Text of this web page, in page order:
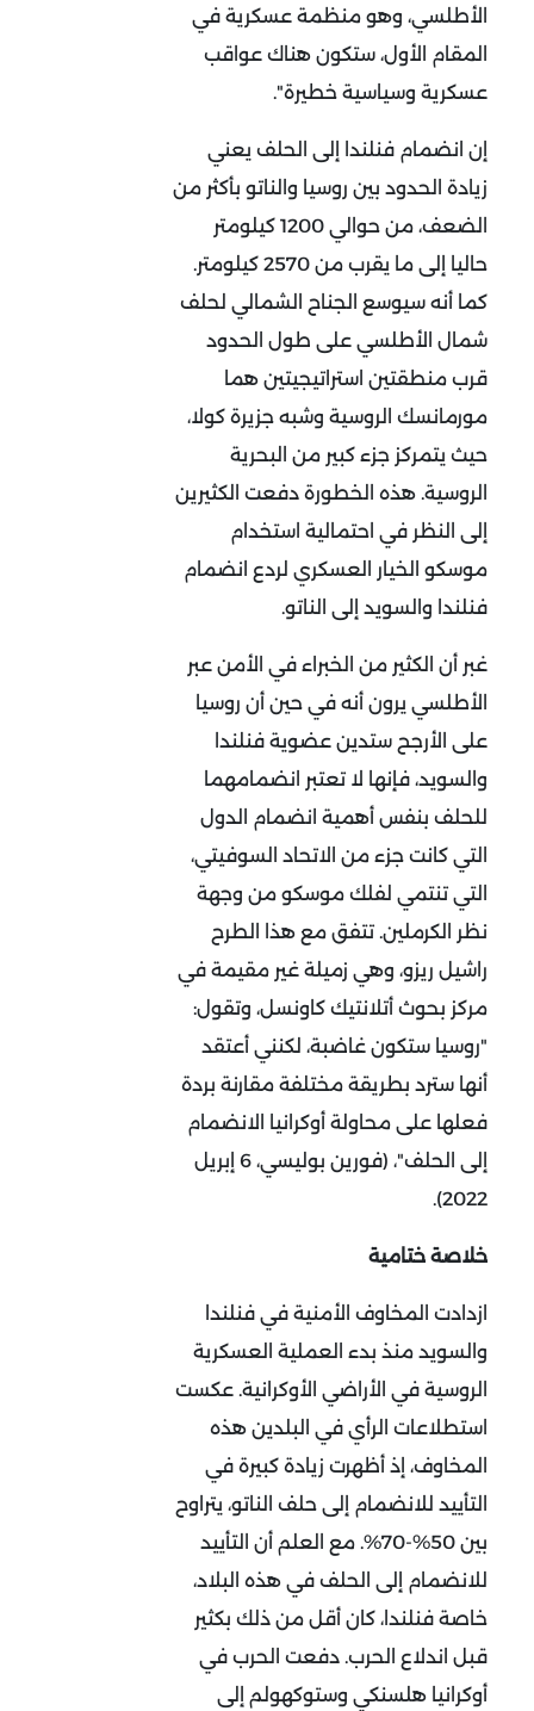
الأطلسي، وهو منظمة عسكرية في
المقام الأول، ستكون هناك عواقب
عسكرية وسياسية خطيرة".
إن انضمام فنلندا إلى الحلف يعني
زيادة الحدود بين روسيا والناتو بأكثر من
الضعف، من حوالي 1200 كيلومتر
حاليا إلى ما يقرب من 2570 كيلومتر.
كما أنه سيوسع الجناح الشمالي لحلف
شمال الأطلسي على طول الحدود
قرب منطقتين استراتيجيتين هما
مورمانسك الروسية وشبه جزيرة كولا،
حيث يتمركز جزء كبير من البحرية
الروسية. هذه الخطورة دفعت الكثيرين
إلى النظر في احتمالية استخدام
موسكو الخيار العسكري لردع انضمام
فنلندا والسويد إلى الناتو.
غبر أن الكثير من الخبراء في الأمن عبر
الأطلسي يرون أنه في حين أن روسيا
على الأرجح ستدين عضوية فنلندا
والسويد، فإنها لا تعتبر انضمامهما
للحلف بنفس أهمية انضمام الدول
التي كانت جزء من الاتحاد السوفيتي،
التي تنتمي لفلك موسكو من وجهة
نظر الكرملين. تتفق مع هذا الطرح
راشيل ريزو، وهي زميلة غير مقيمة في
مركز بحوث أتلانتيك كاونسل، وتقول:
"روسيا ستكون غاضبة، لكنني أعتقد
أنها سترد بطريقة مختلفة مقارنة بردة
فعلها على محاولة أوكرانيا الانضمام
إلى الحلف"، (فورين بوليسي، 6 إبريل
2022).
خلاصة ختامية
ازدادت المخاوف الأمنية في فنلندا
والسويد منذ بدء العملية العسكرية
الروسية في الأراضي الأوكرانية. عكست
استطلاعات الرأي في البلدين هذه
المخاوف، إذ أظهرت زيادة كبيرة في
التأييد للانضمام إلى حلف الناتو، يتراوح
بين 50%-70%. مع العلم أن التأييد
للانضمام إلى الحلف في هذه البلاد،
خاصة فنلندا، كان أقل من ذلك بكثير
قبل اندلاع الحرب. دفعت الحرب في
أوكرانيا هلسنكي وستوكهولم إلى